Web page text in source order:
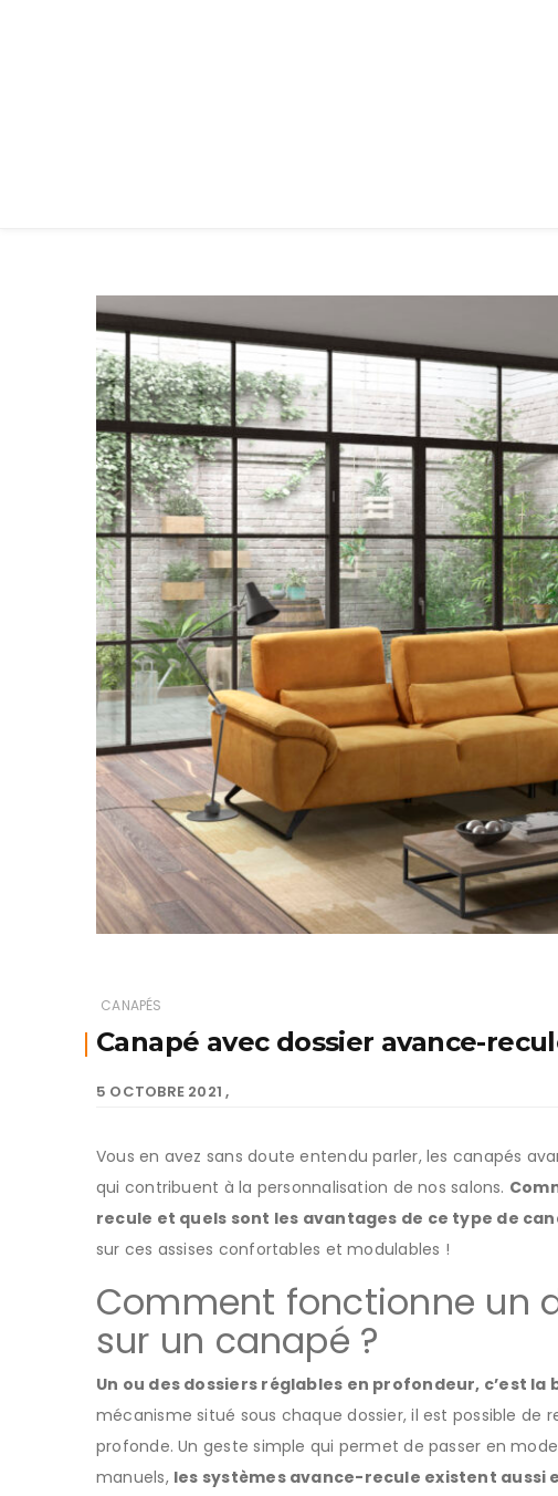
CANAPÉS
Canapé avec dossier avance-
5 OCTOBRE 2021
Vous en avez sans doute entendu parler, les canapés
qui contribuent à la personnalisation de nos salons.
recule et quels sont les avantages de ce type de
sur ces assises confortables et modulables !
Comment fonctionne un
sur un canapé ?
Un ou des dossiers réglables en profondeur, c’est
mécanisme situé sous chaque dossier, il est possible de
profonde. Un geste simple qui permet de passer en
manuels, les systèmes avance-recule existent aussi